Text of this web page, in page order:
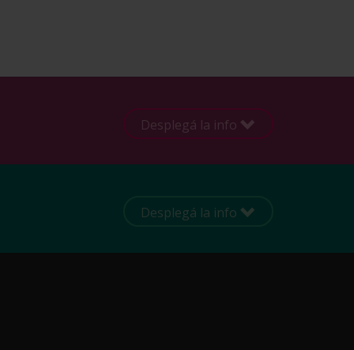
Desplegá la info
Desplegá la info